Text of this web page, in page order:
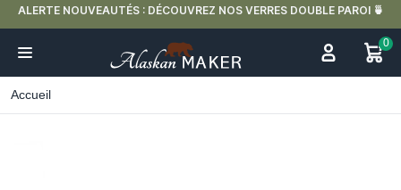
ALERTE NOUVEAUTÉS : DÉCOUVREZ NOS VERRES DOUBLE PAROI 🍵
0
Accueil